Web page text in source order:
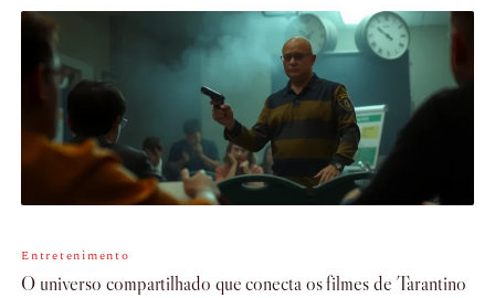
Entretenimento
O universo compartilhado que conecta os filmes de Tarantino